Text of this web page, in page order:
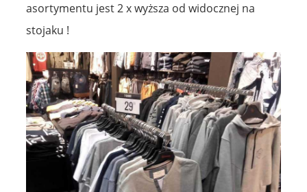
asortymentu jest 2 x wyższa od widocznej na
stojaku !